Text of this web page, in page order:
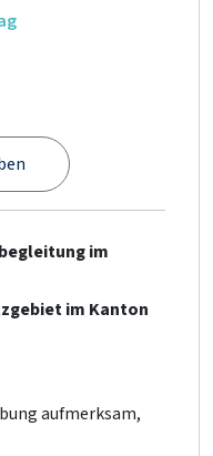
im
im Kanton
aufmerksam,